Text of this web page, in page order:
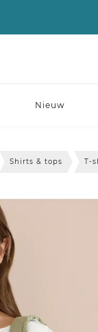
Nieuw
Shirts & tops T-